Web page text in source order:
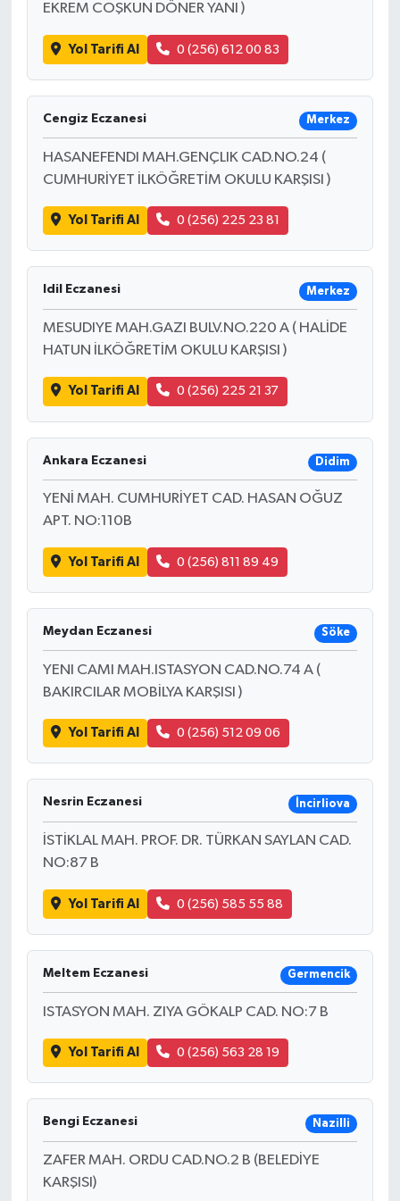
EKREM COŞKUN DÖNER YANI )
Yol Tarifi Al 0 (256) 612 00 83
Cengiz Eczanesi Merkez
HASANEFENDI MAH.GENÇLIK CAD.NO.24 (
CUMHURİYET İLKÖĞRETİM OKULU KARŞISI )
Yol Tarifi Al 0 (256) 225 23 81
Idil Eczanesi Merkez
MESUDIYE MAH.GAZI BULV.NO.220 A ( HALİDE
HATUN İLKÖĞRETİM OKULU KARŞISI )
Yol Tarifi Al 0 (256) 225 21 37
Ankara Eczanesi Didim
YENİ MAH. CUMHURİYET CAD. HASAN OĞUZ
APT. NO:110B
Yol Tarifi Al 0 (256) 811 89 49
Meydan Eczanesi Söke
YENI CAMI MAH.ISTASYON CAD.NO.74 A (
BAKIRCILAR MOBİLYA KARŞISI )
Yol Tarifi Al 0 (256) 512 09 06
Nesrin Eczanesi İncirliova
İSTİKLAL MAH. PROF. DR. TÜRKAN SAYLAN CAD.
NO:87 B
Yol Tarifi Al 0 (256) 585 55 88
Meltem Eczanesi Germencik
ISTASYON MAH. ZIYA GÖKALP CAD. NO:7 B
Yol Tarifi Al 0 (256) 563 28 19
Bengi Eczanesi Nazilli
ZAFER MAH. ORDU CAD.NO.2 B (BELEDİYE
KARŞISI)